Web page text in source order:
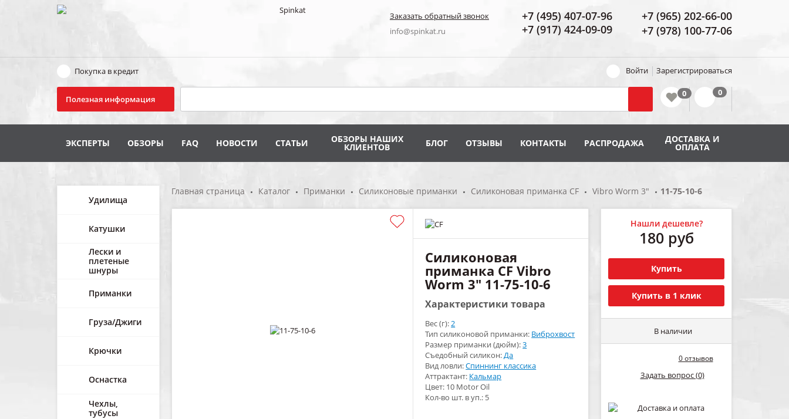
+7 (495) 407-07-96
+7 (917) 424-09-09
+7 (965) 202-66-00
+7 (978) 100-77-06
Заказать обратный звонок
info@spinkat.ru
Покупка в кредит Войти Зарегистрироваться
Полезная информация
ЭКСПЕРТЫ ОБЗОРЫ FAQ НОВОСТИ СТАТЬИ ОБЗОРЫ НАШИХ
КЛИЕНТОВ БЛОГ ОТЗЫВЫ КОНТАКТЫ РАСПРОДАЖА ДОСТАВКА И
ОПЛАТА
Главная страница Каталог Приманки Силиконовые приманки Силиконовая приманка CF Vibro Worm 3" 11-75-10-6
Силиконовая
приманка CF Vibro
Worm 3" 11-75-10-6
Характеристики товара
Вес (г):2
Тип силиконовой приманки: Виброхвост
Размер приманки (дюйм):3
Съедобный силикон:Да
Вид ловли:Спиннинг классика
Аттрактант: Кальмар
Цвет: 10 Motor Oil
Кол-во шт. в уп.: 5
Нашли дешевле?
180руб
Купить
Купить в 1 клик
В наличии
0 отзывов
Задать вопрос (0)
Удилища
Катушки
Лески и
плетеные
шнуры
Приманки
Груза/Джиги
Крючки
Оснастка
Чехлы,
тубусы